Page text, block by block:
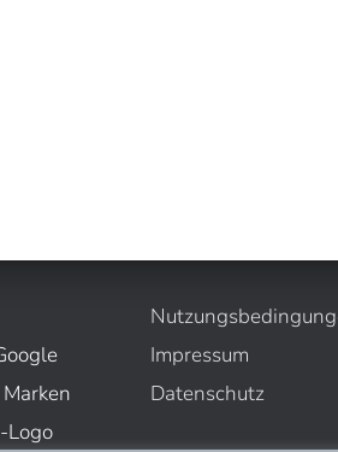
Logo
Impressum
Datenschutz